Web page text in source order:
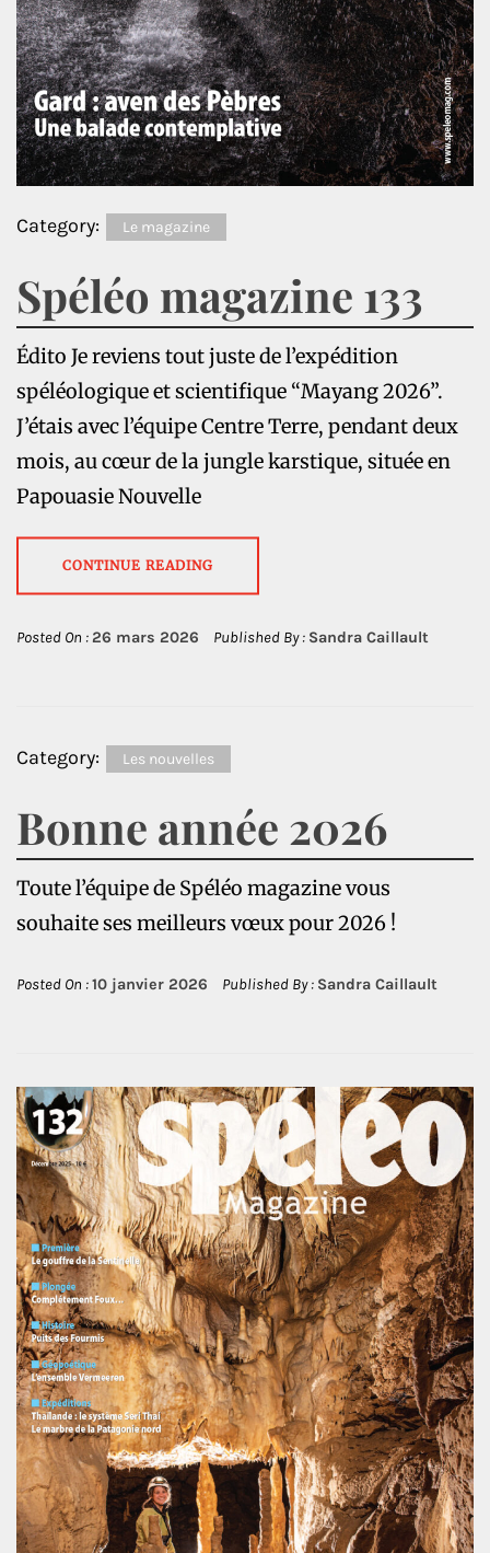
Category: Le magazine
Spéléo magazine 133
Édito Je reviens tout juste de l’expédition
spéléologique et scientifique “Mayang 2026”.
J’étais avec l’équipe Centre Terre, pendant deux
mois, au cœur de la jungle karstique, située en
Papouasie Nouvelle
CONTINUE READING
Posted On :26 mars 2026 Published By : Sandra Caillault
Category: Les nouvelles
Bonne année 2026
Toute l’équipe de Spéléo magazine vous
souhaite ses meilleurs vœux pour 2026 !
Posted On :10 janvier 2026 Published By : Sandra Caillault